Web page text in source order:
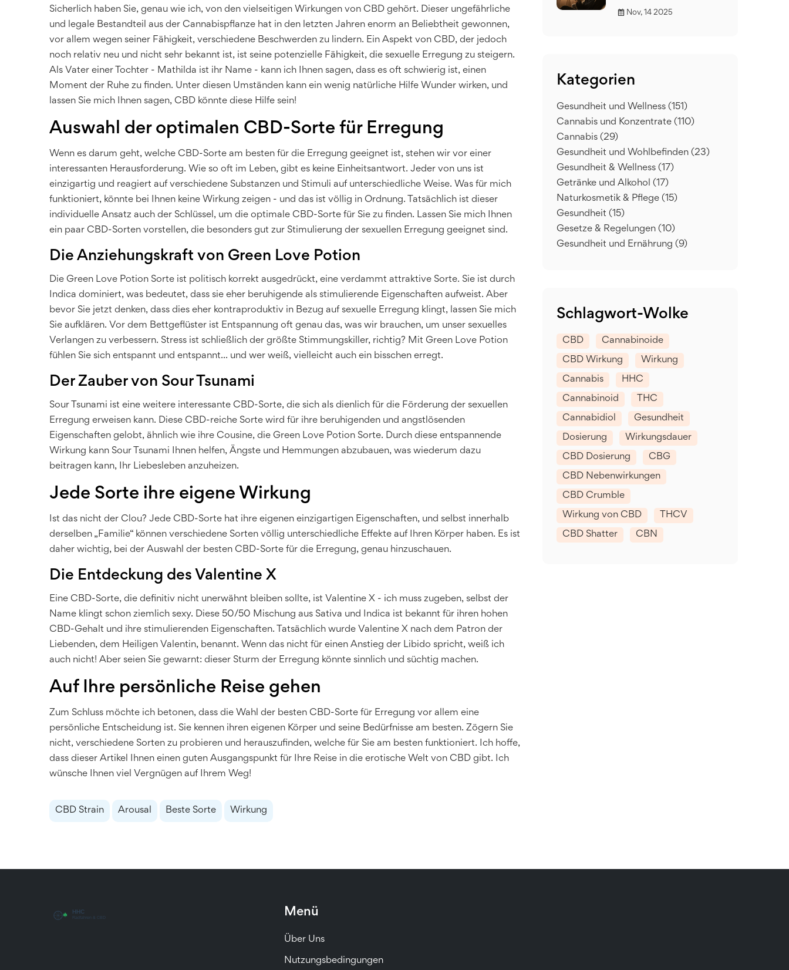
Sicherlich haben Sie, genau wie ich, von den vielseitigen Wirkungen von CBD gehört. Dieser ungefährliche
und legale Bestandteil aus der Cannabispflanze hat in den letzten Jahren enorm an Beliebtheit gewonnen,
vor allem wegen seiner Fähigkeit, verschiedene Beschwerden zu lindern. Ein Aspekt von CBD, der jedoch
noch relativ neu und nicht sehr bekannt ist, ist seine potenzielle Fähigkeit, die sexuelle Erregung zu steigern.
Als Vater einer Tochter - Mathilda ist ihr Name - kann ich Ihnen sagen, dass es oft schwierig ist, einen
Moment der Ruhe zu finden. Unter diesen Umständen kann ein wenig natürliche Hilfe Wunder wirken, und
lassen Sie mich Ihnen sagen, CBD könnte diese Hilfe sein!
Auswahl der optimalen CBD-Sorte für Erregung
Wenn es darum geht, welche CBD-Sorte am besten für die Erregung geeignet ist, stehen wir vor einer
interessanten Herausforderung. Wie so oft im Leben, gibt es keine Einheitsantwort. Jeder von uns ist
einzigartig und reagiert auf verschiedene Substanzen und Stimuli auf unterschiedliche Weise. Was für mich
funktioniert, könnte bei Ihnen keine Wirkung zeigen - und das ist völlig in Ordnung. Tatsächlich ist dieser
individuelle Ansatz auch der Schlüssel, um die optimale CBD-Sorte für Sie zu finden. Lassen Sie mich Ihnen
ein paar CBD-Sorten vorstellen, die besonders gut zur Stimulierung der sexuellen Erregung geeignet sind.
Die Anziehungskraft von Green Love Potion
Die Green Love Potion Sorte ist politisch korrekt ausgedrückt, eine verdammt attraktive Sorte. Sie ist durch
Indica dominiert, was bedeutet, dass sie eher beruhigende als stimulierende Eigenschaften aufweist. Aber
bevor Sie jetzt denken, dass dies eher kontraproduktiv in Bezug auf sexuelle Erregung klingt, lassen Sie mich
Sie aufklären. Vor dem Bettgeflüster ist Entspannung oft genau das, was wir brauchen, um unser sexuelles
Verlangen zu verbessern. Stress ist schließlich der größte Stimmungskiller, richtig? Mit Green Love Potion
fühlen Sie sich entspannt und entspannt... und wer weiß, vielleicht auch ein bisschen erregt.
Der Zauber von Sour Tsunami
Sour Tsunami ist eine weitere interessante CBD-Sorte, die sich als dienlich für die Förderung der sexuellen
Erregung erweisen kann. Diese CBD-reiche Sorte wird für ihre beruhigenden und angstlösenden
Eigenschaften gelobt, ähnlich wie ihre Cousine, die Green Love Potion Sorte. Durch diese entspannende
Wirkung kann Sour Tsunami Ihnen helfen, Ängste und Hemmungen abzubauen, was wiederum dazu
beitragen kann, Ihr Liebesleben anzuheizen.
Jede Sorte ihre eigene Wirkung
Ist das nicht der Clou? Jede CBD-Sorte hat ihre eigenen einzigartigen Eigenschaften, und selbst innerhalb
derselben „Familie“ können verschiedene Sorten völlig unterschiedliche Effekte auf Ihren Körper haben. Es ist
daher wichtig, bei der Auswahl der besten CBD-Sorte für die Erregung, genau hinzuschauen.
Die Entdeckung des Valentine X
Eine CBD-Sorte, die definitiv nicht unerwähnt bleiben sollte, ist Valentine X - ich muss zugeben, selbst der
Name klingt schon ziemlich sexy. Diese 50/50 Mischung aus Sativa und Indica ist bekannt für ihren hohen
CBD-Gehalt und ihre stimulierenden Eigenschaften. Tatsächlich wurde Valentine X nach dem Patron der
Liebenden, dem Heiligen Valentin, benannt. Wenn das nicht für einen Anstieg der Libido spricht, weiß ich
auch nicht! Aber seien Sie gewarnt: dieser Sturm der Erregung könnte sinnlich und süchtig machen.
Auf Ihre persönliche Reise gehen
Zum Schluss möchte ich betonen, dass die Wahl der besten CBD-Sorte für Erregung vor allem eine
persönliche Entscheidung ist. Sie kennen ihren eigenen Körper und seine Bedürfnisse am besten. Zögern Sie
nicht, verschiedene Sorten zu probieren und herauszufinden, welche für Sie am besten funktioniert. Ich hoffe,
dass dieser Artikel Ihnen einen guten Ausgangspunkt für Ihre Reise in die erotische Welt von CBD gibt. Ich
wünsche Ihnen viel Vergnügen auf Ihrem Weg!
CBD Strain Arousal Beste Sorte Wirkung
Nov, 14 2025
Kategorien
Gesundheit und Wellness (151)
Cannabis und Konzentrate (110)
Cannabis (29)
Gesundheit und Wohlbefinden (23)
Gesundheit & Wellness (17)
Getränke und Alkohol (17)
Naturkosmetik & Pflege (15)
Gesundheit (15)
Gesetze & Regelungen (10)
Gesundheit und Ernährung (9)
Schlagwort-Wolke
CBD Cannabinoide
CBD Wirkung Wirkung
Cannabis HHC
Cannabinoid THC
Cannabidiol Gesundheit
Dosierung Wirkungsdauer
CBD Dosierung CBG
CBD Nebenwirkungen
CBD Crumble
Wirkung von CBD THCV
CBD Shatter CBN
Menü
Über Uns
Nutzungsbedingungen